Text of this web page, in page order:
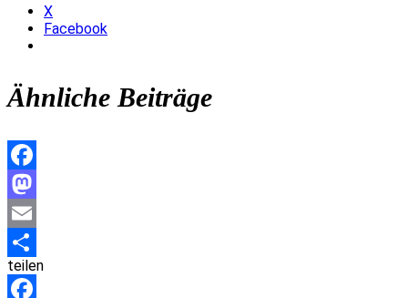
X
Facebook
Ähnliche Beiträge
Facebook
Mastodon
Email
Teilen
teilen